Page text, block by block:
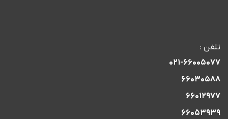
تلفن :
021-66005077
66030588
66012977
66053939